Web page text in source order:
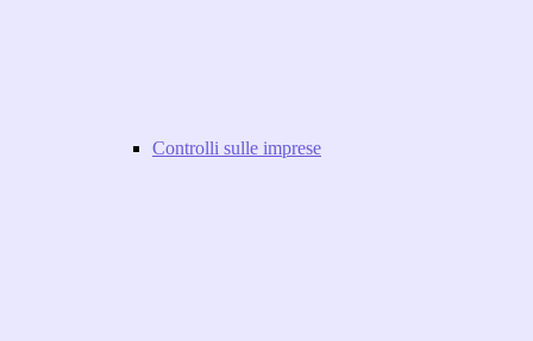
Controlli sulle imprese